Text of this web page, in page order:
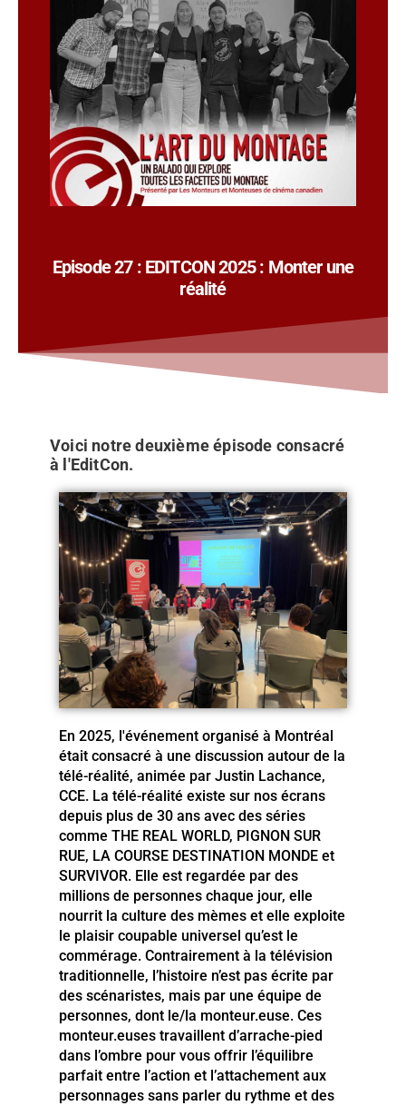
Episode 27 : EDITCON 2025 : Monter une
réalité
Voici notre deuxième épisode consacré
à l'EditCon.
En 2025, l'événement organisé à Montréal
était consacré à une discussion autour de la
télé-réalité, animée par Justin Lachance,
CCE. La télé-réalité existe sur nos écrans
depuis plus de 30 ans avec des séries
comme THE REAL WORLD, PIGNON SUR
RUE, LA COURSE DESTINATION MONDE et
SURVIVOR. Elle est regardée par des
millions de personnes chaque jour, elle
nourrit la culture des mèmes et elle exploite
le plaisir coupable universel qu’est le
commérage. Contrairement à la télévision
traditionnelle, l’histoire n’est pas écrite par
des scénaristes, mais par une équipe de
personnes, dont le/la monteur.euse. Ces
monteur.euses travaillent d’arrache-pied
dans l’ombre pour vous offrir l’équilibre
parfait entre l’action et l’attachement aux
personnages sans parler du rythme et des